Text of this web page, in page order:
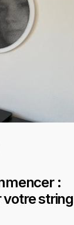
:
votre string